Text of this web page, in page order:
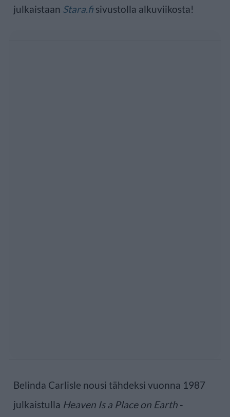
julkaistaan Stara.fi sivustolla alkuviikosta!
Belinda Carlisle nousi tähdeksi vuonna 1987
julkaistulla Heaven Is a Place on Earth -